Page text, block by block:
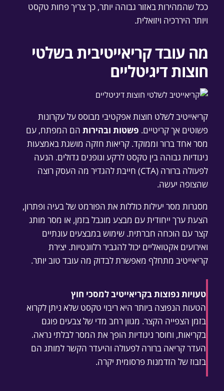
ככל שהמהירות באזור גבוהה יותר, כך צריך פחות טקסט
ויותר היררכיה ויזואלית.
מה עובד קריאייטיבית בשלטי
חוצות דיגיטליים
קריאייטיב לשלט חוצות אפקטיבי מבוסס על עקרונות
פשוטים אך קריטיים. פשטות ובהירות הם המפתח, עם
מסר אחד ברור וממוקד. קריאות חזקה מושגת באמצעות
ניגודיות גבוהה בין טקסט לרקע וגופנים גדולים. הנעה
לפעולה ברורה (CTA) חייבת להגדיר מה העסק רוצה
שהצופה יעשה.
מסגרות מסר יעילות כוללות את הפורמט של בעיה ופתרון,
הצעת ערך ייחודית עם מבצע מוגבל בזמן, או מסר מותג
קצר עם הוכחה חברתית. שימוש במבצעים עונתיים
ואירועים אקטואליים יכול להגביר רלוונטיות. יצירת
קריאייטיב מתחלף מאפשרת לבדוק מה עובד טוב יותר.
טעויות נפוצות בקריאייטיב למסכי חוץ
הטעות הנפוצה ביותר היא ריבוי טקסט שלא ניתן לקרוא
בזמן הצפייה הקצר. מגוון רחב מדי של צבעים פוגם
בקריאות, וחוסר ניגודיות הופך את המסר לבלתי נראה.
העדר קריאה ברורה לפעולה והיעדר הקשר למותג הם
בזבוז של הזדמנות פרסומית יקרה.